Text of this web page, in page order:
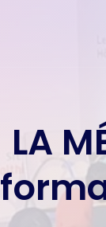
Comité
LA